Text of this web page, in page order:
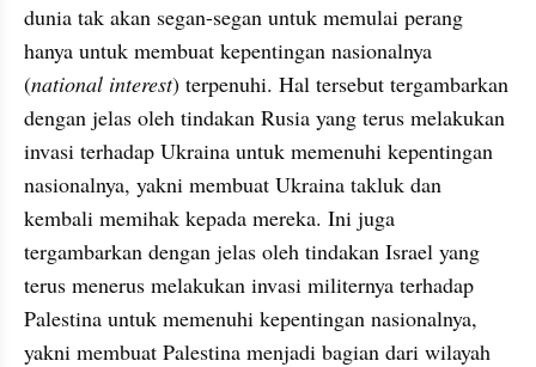
dunia tak akan segan-segan untuk memulai perang
hanya untuk membuat kepentingan nasionalnya
(national interest) terpenuhi. Hal tersebut tergambarkan
dengan jelas oleh tindakan Rusia yang terus melakukan
invasi terhadap Ukraina untuk memenuhi kepentingan
nasionalnya, yakni membuat Ukraina takluk dan
kembali memihak kepada mereka. Ini juga
tergambarkan dengan jelas oleh tindakan Israel yang
terus menerus melakukan invasi militernya terhadap
Palestina untuk memenuhi kepentingan nasionalnya,
yakni membuat Palestina menjadi bagian dari wilayah